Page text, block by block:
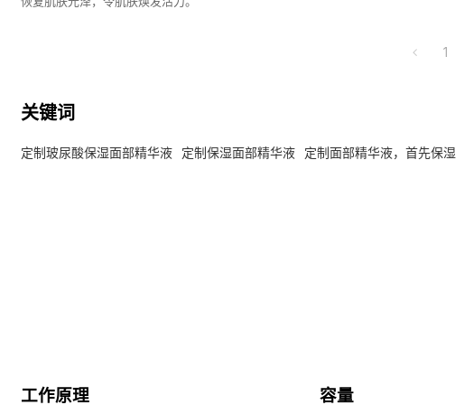
1
关键词
定制玻尿酸保湿面部精华液 定制保湿面部精华液 定制面部精华液，首先保湿
工作原理 容量